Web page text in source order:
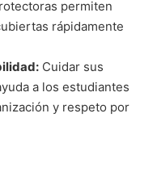
permiten
rápidamente
Cuidar sus
a los estudiantes
y respeto por